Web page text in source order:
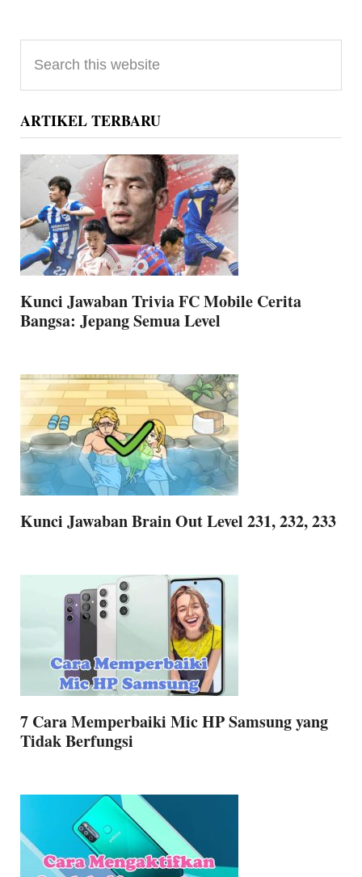
Primary
Sidebar
this
website
ARTIKEL TERBARU
Kunci Jawaban Trivia FC Mobile Cerita
Bangsa: Jepang Semua Level
Kunci Jawaban Brain Out Level 231, 232, 233
7 Cara Memperbaiki Mic HP Samsung yang
Tidak Berfungsi